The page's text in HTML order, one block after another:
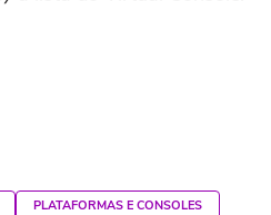
PLATAFORMAS E CONSOLES